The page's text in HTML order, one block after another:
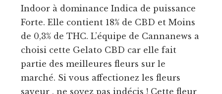
Indoor à dominance Indica de puissance
Forte. Elle contient 18% de CBD et Moins
de 0,3% de THC. L’équipe de Cannanews a
choisi cette Gelato CBD car elle fait
partie des meilleures fleurs sur le
marché. Si vous affectionez les fleurs
saveur , ne soyez pas indécis ! Cette fleur